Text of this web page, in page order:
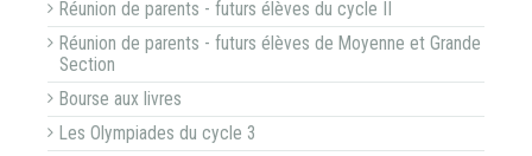
Réunion de parents - futurs élèves du cycle II
Réunion de parents - futurs élèves de Moyenne et Grande
Section
Bourse aux livres
Les Olympiades du cycle 3